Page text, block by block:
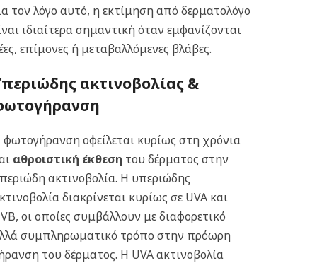
τον λόγο αυτό, η εκτίμηση από δερματολόγο
ιδιαίτερα σημαντική όταν εμφανίζονται
επίμονες ή μεταβαλλόμενες βλάβες.
ακτινοβολίας &
οφείλεται κυρίως στη χρόνια
αθροιστική έκθεση του δέρματος στην
ακτινοβολία. Η υπεριώδης
διακρίνεται κυρίως σε UVA και
οι οποίες συμβάλλουν με διαφορετικό
συμπληρωματικό τρόπο στην πρόωρη
του δέρματος. Η UVA ακτινοβολία